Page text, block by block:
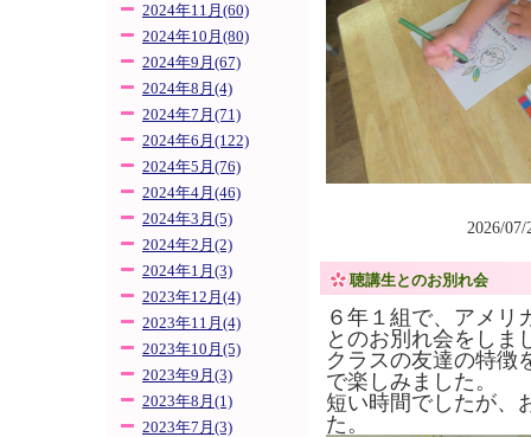
2024年11月(60)
2024年10月(80)
2024年9月(67)
2024年8月(4)
2024年7月(71)
2024年6月(122)
2024年5月(76)
2024年4月(46)
2024年3月(5)
2024年2月(2)
2024年1月(3)
2023年12月(4)
2023年11月(4)
2023年10月(5)
2023年9月(3)
2023年8月(1)
2023年7月(3)
2026/
聴講生とのお別れ会
６年１組で、アメリ
とのお別れ会をしま
クラスの友達の特徴
で楽しみました。
短い時間でしたが、
た。